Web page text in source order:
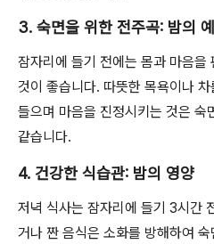
3. 숙면을 위한 전주곡: 밤의
잠자리에 들기 전에는 몸과 마음을
것이 좋습니다. 따뜻한 목욕이나
들으며 마음을 진정시키는 것은 숙
같습니다.
4. 건강한 식습관: 밤의 영양
저녁 식사는 잠자리에 들기 3시간
거나 짠 음식은 소화를 방해하여